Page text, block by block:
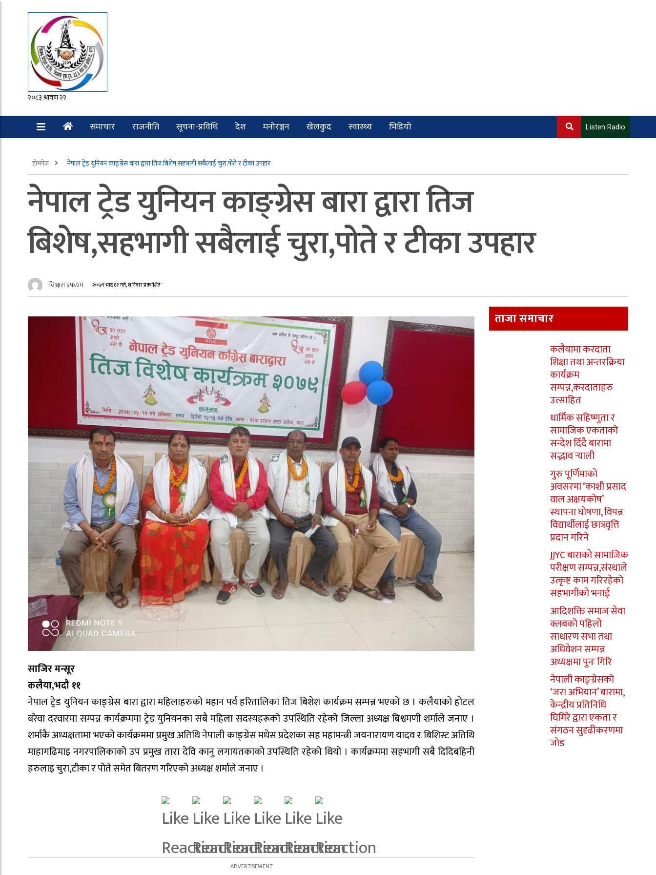
२०८३ श्रावण २२
समाचार राजनीति सूचना-प्रविधि देश मनोरञ्जन खेलकुद स्वास्थ्य
भिडियो
Listen Radio
होमपेज नेपाल ट्रेड युनियन काङ्ग्रेस बारा द्वारा तिज बिशेष,सहभागी सबैलाई चुरा,पोते र टीका उपहार
नेपाल ट्रेड युनियन काङ्ग्रेस बारा द्वारा तिज
बिशेष,सहभागी सबैलाई चुरा,पोते र टीका उपहार
विश्वास एफ.एम २०७९ भाद्र ११ गते, शनिबार प्रकाशित
साजिर मन्सूर
कलैया,भदौ ११
नेपाल ट्रेड युनियन काङ्ग्रेस बारा द्वारा महिलाहरुको महान पर्व हरितालिका तिज बिशेश कार्यक्रम सम्पन्न भएको छ । कलैयाको होटल
बरेवा दरवारमा सम्पन्न कार्यक्रममा ट्रेड युनियनका सबै महिला सदस्यहरूको उपस्थिति रहेको जिल्ला अध्यक्ष बिश्वमणी शर्माले जनाए ।
शर्माकै अध्यक्षतामा भएको कार्यक्रममा प्रमुख अतिथि नेपाली काङ्ग्रेस मधेस प्रदेशका सह महामन्त्री जयनारायण यादव र बिशिस्ट अतिथि
माहागढिमाइ नगरपालिकाको उप प्रमुख तारा देवि कानु लगायतकाको उपस्थिति रहेको थियो । कार्यक्रममा सहभागी सबै दिदिबहिनी
हरुलाइ चुरा,टीका र पोते समेत बितरण गरिएको अध्यक्ष शर्माले जनाए ।
ताजा समाचार
कलैयामा करदाता
शिक्षा तथा अन्तरक्रिया
कार्यक्रम
सम्पन्न,करदाताहरु
उत्साहित
धार्मिक सहिष्णुता र
सामाजिक एकताको
सन्देश दिँदै बारामा
सद्भाव र्‍याली
गुरु पूर्णिमाको
अवसरमा ‘काशी प्रसाद
वाल अक्षयकोष’
स्थापना घोषणा, विपन्न
विद्यार्थीलाई छात्रवृत्ति
प्रदान गरिने
JJYC बाराको सामाजिक
परीक्षण सम्पन्न,संस्थाले
उत्कृष्ट काम गरिरहेको
सहभागीको भनाई
आदिशक्ति समाज सेवा
क्लबको पहिलो
साधारण सभा तथा
अधिवेशन सम्पन्न
अध्यक्षमा पुनः गिरि
नेपाली काङ्ग्रेसको
‘जरा अभियान’ बारामा,
केन्द्रीय प्रतिनिधि
घिमिरे द्वारा एकता र
संगठन सुदृढीकरणमा
जोड